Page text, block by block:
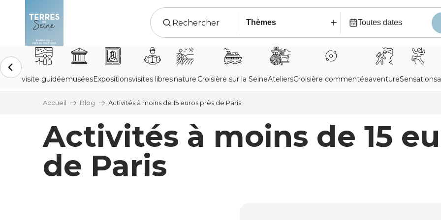
contenu
principal
Accueil Blog Activités à moins de 15 euros près de Paris
Activités à moins de 15
de Paris